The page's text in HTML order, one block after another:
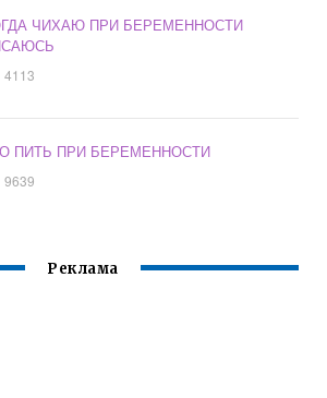
ЧИХАЮ ПРИ БЕРЕМЕННОСТИ
4113
ПИТЬ ПРИ БЕРЕМЕННОСТИ
9639
Реклама